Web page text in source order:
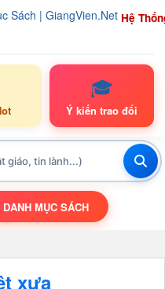
Hệ
🎓
Ý kiến trao đổi
NAVIGATION
MỤC SÁCH
xưa